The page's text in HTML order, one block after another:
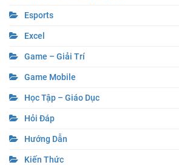
Esports
Excel
Game – Giải Trí
Game Mobile
Học Tập – Giáo Dục
Hỏi Đáp
Hướng Dẫn
Kiến Thức